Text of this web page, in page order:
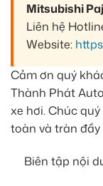
Mitsubishi
Liên hệ
Website:
Cảm ơn quý
Thành Phát
xe hơi. Chúc
toàn và tràn đầy
Biên tập nội